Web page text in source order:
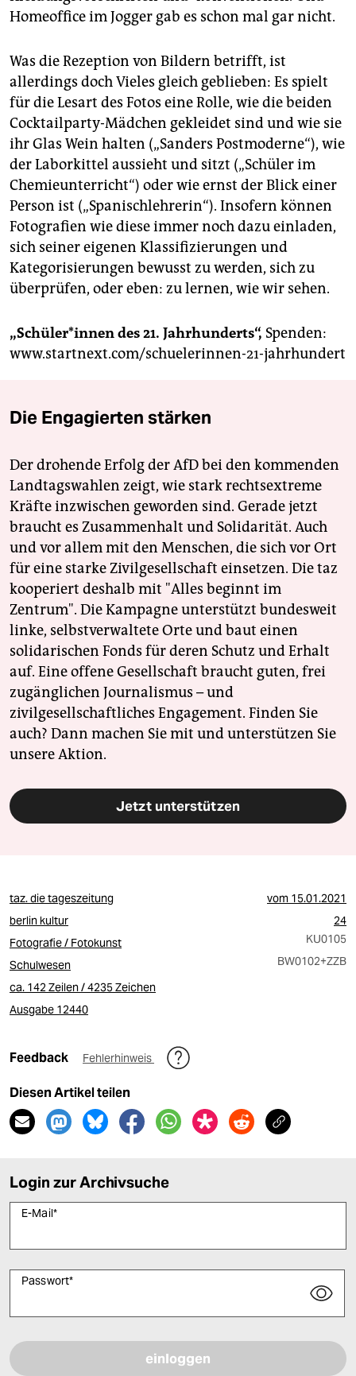
Homeoffice im Jogger gab es schon mal gar nicht.
Was die Rezeption von Bildern betrifft, ist
allerdings doch Vieles gleich geblieben: Es spielt
für die Lesart des Fotos eine Rolle, wie die beiden
Cocktailparty-Mädchen gekleidet sind und wie sie
ihr Glas Wein halten („Sanders Postmoderne“), wie
der Laborkittel aussieht und sitzt („Schüler im
Chemieunterricht“) oder wie ernst der Blick einer
Person ist („Spanischlehrerin“). Insofern können
Fotografien wie diese immer noch dazu einladen,
sich seiner eigenen Klassifizierungen und
Kategorisierungen bewusst zu werden, sich zu
überprüfen, oder eben: zu lernen, wie wir sehen.
„Schüler*innen des 21. Jahr­­hunderts“, Spenden:
www.startnext.com/schuelerinnen-21-jahrhundert
Die Engagierten stärken
Der drohende Erfolg der AfD bei den kommenden
Landtagswahlen zeigt, wie stark rechtsextreme
Kräfte inzwischen geworden sind. Gerade jetzt
braucht es Zusammenhalt und Solidarität. Auch
und vor allem mit den Menschen, die sich vor Ort
für eine starke Zivilgesellschaft einsetzen. Die taz
kooperiert deshalb mit "Alles beginnt im
Zentrum". Die Kampagne unterstützt bundesweit
linke, selbstverwaltete Orte und baut einen
solidarischen Fonds für deren Schutz und Erhalt
auf. Eine offene Gesellschaft braucht guten, frei
zugänglichen Journalismus – und
zivilgesellschaftliches Engagement. Finden Sie
auch? Dann machen Sie mit und unterstützen Sie
unsere Aktion.
Jetzt unterstützen
taz. die tageszeitung vom 15.01.2021
berlin kultur
24
Fotografie / Fotokunst
KU0105
Schulwesen
BW0102+ZZB
ca. 142 Zeilen / 4235 Zeichen
Ausgabe 12440
Feedback Fehlerhinweis
Diesen Artikel teilen
Login zur Archivsuche
E-Mail*
Passwort*